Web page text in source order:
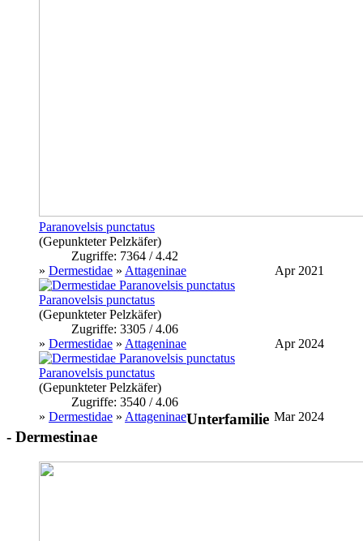
Paranovelsis punctatus
(Gepunkteter Pelzkäfer)
Zugriffe: 7364 / 4.42
» Dermestidae » Attageninae Apr 2021
Paranovelsis punctatus
(Gepunkteter Pelzkäfer)
Zugriffe: 3305 / 4.06
» Dermestidae » Attageninae Apr 2024
Paranovelsis punctatus
(Gepunkteter Pelzkäfer)
Zugriffe: 3540 / 4.06
» Dermestidae » Attageninae Mar 2024
Unterfamilie
- Dermestinae